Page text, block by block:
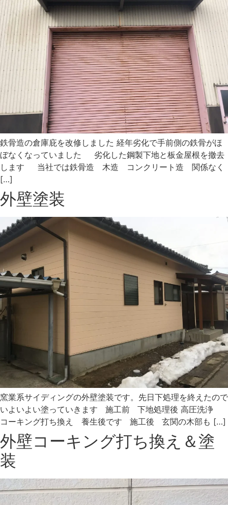
鉄骨造の倉庫庇を改修しました 経年劣化で手前側の鉄骨がほ
ぼなくなっていました 劣化した鋼製下地と板金屋根を撤去
します 当社では鉄骨造 木造 コンクリート造 関係なく
[…]
外壁塗装
窯業系サイディングの外壁塗装です。先日下処理を終えたので
いよいよい塗っていきます 施工前 下地処理後 高圧洗浄
コーキング打ち換え 養生後です 施工後 玄関の木部も […]
外壁コーキング打ち換え＆塗
装